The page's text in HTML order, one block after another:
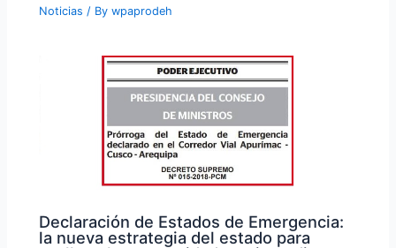
Noticias / Bywpaprodeh
Declaración de Estados de Emergencia:
la nueva estrategia del estado para